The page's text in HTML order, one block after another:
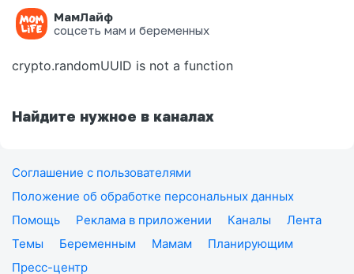
МамЛайф
соцсеть мам и беременных
Ошибка на странице
crypto.randomUUID is not a function
Найдите нужное в каналах
Соглашение с пользователями
Положение об обработке персональных данных
Помощь
Реклама в приложении Каналы
Лента
Темы
Беременным Мамам
Планирующим
Пресс-центр